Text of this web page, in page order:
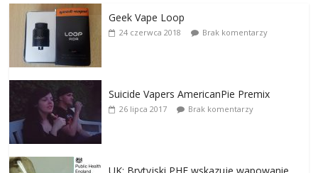
Geek Vape Loop
24 czerwca 2018 Brak komentarzy
Suicide Vapers AmericanPie Premix
26 lipca 2017 Brak komentarzy
UK: Brytyjski PHE wskazuje wapowanie